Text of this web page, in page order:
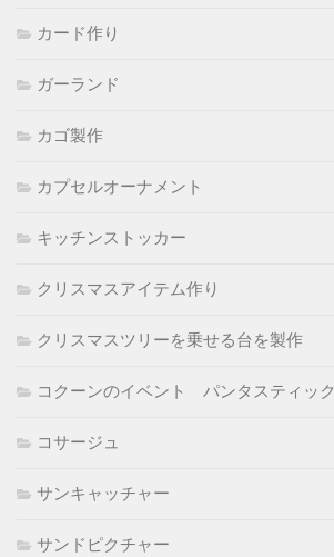
カード作り
ガーランド
カゴ製作
カプセルオーナメント
キッチンストッカー
クリスマスアイテム作り
クリスマスツリーを乗せる台を製作
コクーンのイベント パンタスティック
コサージュ
サンキャッチャー
サンドピクチャー